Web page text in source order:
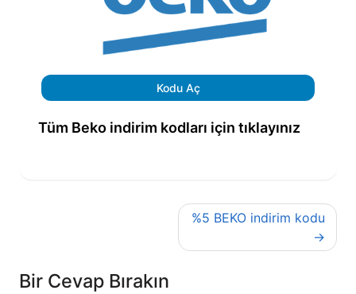
Kodu Aç
Tüm Beko indirim kodları için tıklayınız
%5 BEKO indirim kodu
Bir Cevap Bırakın